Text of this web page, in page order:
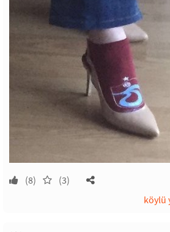
(8) (3)
köylü